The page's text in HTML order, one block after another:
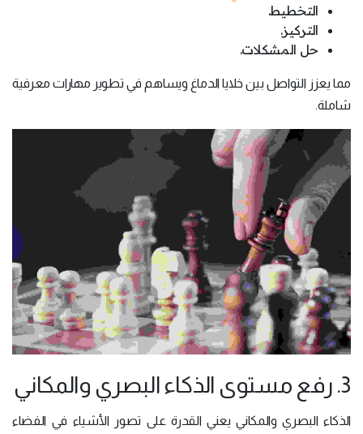
التخطيط.
التركيز.
حل المشكلات.
مما يعزز التواصل بين خلايا الدماغ ويساهم في تطوير مهارات معرفية
شاملة.
3. رفع مستوى الذكاء البصري والمكاني
الذكاء البصري والمكاني يعني القدرة على تصور الأشياء في الفضاء